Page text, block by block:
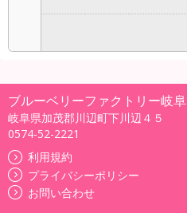
ブルーベリーファクトリー岐阜
岐阜県加茂郡川辺町下川辺４５
0574-52-2221
利用規約
プライバシーポリシー
お問い合わせ